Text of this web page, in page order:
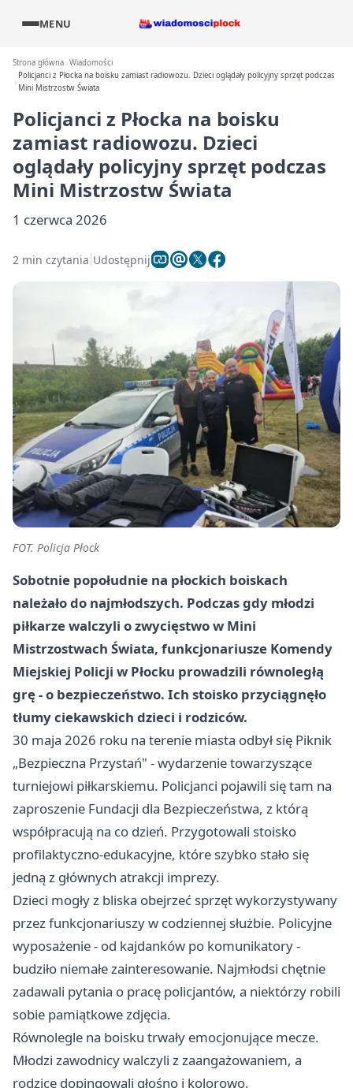
MENU
Strona główna Wiadomości
Policjanci z Płocka na boisku zamiast radiowozu. Dzieci oglądały policyjny sprzęt podczas
Mini Mistrzostw Świata
Policjanci z Płocka na boisku
zamiast radiowozu. Dzieci
oglądały policyjny sprzęt podczas
Mini Mistrzostw Świata
1 czerwca 2026
2 min czytania Udostępnij
FOT. Policja Płock
Sobotnie popołudnie na płockich boiskach
należało do najmłodszych. Podczas gdy młodzi
piłkarze walczyli o zwycięstwo w Mini
Mistrzostwach Świata, funkcjonariusze Komendy
Miejskiej Policji w Płocku prowadzili równoległą
grę - o bezpieczeństwo. Ich stoisko przyciągnęło
tłumy ciekawskich dzieci i rodziców.
30 maja 2026 roku na terenie miasta odbył się Piknik
„Bezpieczna Przystań" - wydarzenie towarzyszące
turniejowi piłkarskiemu. Policjanci pojawili się tam na
zaproszenie Fundacji dla Bezpieczeństwa, z którą
współpracują na co dzień. Przygotowali stoisko
profilaktyczno-edukacyjne, które szybko stało się
jedną z głównych atrakcji imprezy.
Dzieci mogły z bliska obejrzeć sprzęt wykorzystywany
przez funkcjonariuszy w codziennej służbie. Policyjne
wyposażenie - od kajdanków po komunikatory -
budziło niemałe zainteresowanie. Najmłodsi chętnie
zadawali pytania o pracę policjantów, a niektórzy robili
sobie pamiątkowe zdjęcia.
Równolegle na boisku trwały emocjonujące mecze.
Młodzi zawodnicy walczyli z zaangażowaniem, a
rodzice dopingowali głośno i kolorowo.